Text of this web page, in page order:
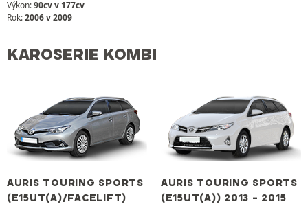
Výkon:90cv v 177cv
Rok:2006 v 2009
KAROSERIE KOMBI
AURIS TOURING SPORTS
(E15UT(A)/FACELIFT)
AURIS TOURING SPORTS
(E15UT(A)) 2013 - 2015